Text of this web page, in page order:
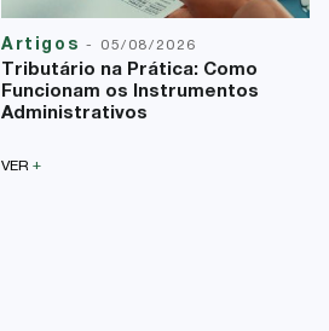
Artigos - 05/08/2026
Tributário na Prática: Como
Funcionam os Instrumentos
Administrativos
VER +